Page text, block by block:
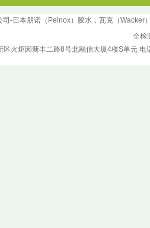
司-日本朋诺（Pelnox）胶水，瓦克（
全检
区火炬园新丰二路8号北融信大厦4楼S单元